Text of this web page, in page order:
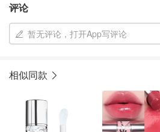
评论
暂无评论，打开App写评论
相似同款